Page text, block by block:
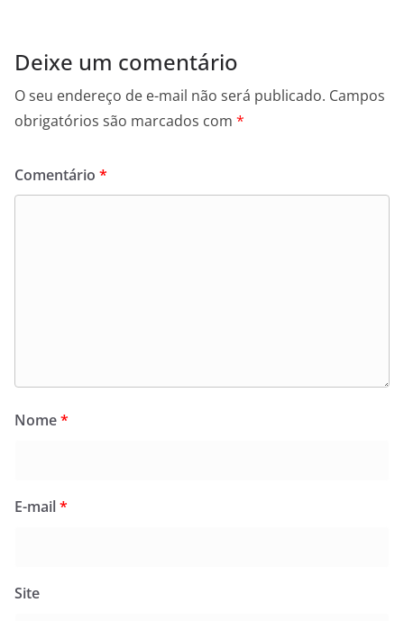
o
k
p
Deixe um comentário
O seu endereço de e-mail não será publicado. Campos
obrigatórios são marcados com *
Comentário *
Nome*
E-mail*
Site